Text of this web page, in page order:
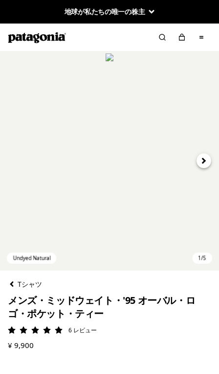
地球が私たちの唯一の株主
次へ
Tシャツ
メンズ・ミッドウェイト・'95 オーバル・ロ
ゴ・ポケット・ティー
評価: 5 / 5 6 レビュー
¥ 9,900